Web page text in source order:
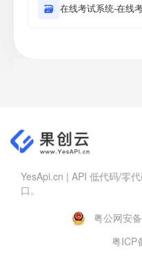
🗃 在线考试系统-在线
YesApi.cn | API 低代码/零
口。
粤公网安
粤ICP